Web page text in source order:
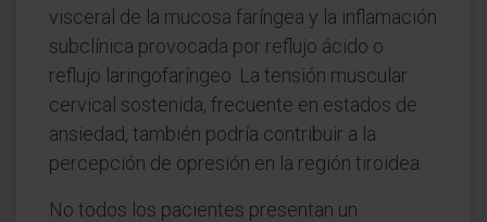
visceral de la mucosa faríngea y la inflamación
subclínica provocada por reflujo ácido o
reflujo laringofaríngeo. La tensión muscular
cervical sostenida, frecuente en estados de
ansiedad, también podría contribuir a la
percepción de opresión en la región tiroidea.
No todos los pacientes presentan un